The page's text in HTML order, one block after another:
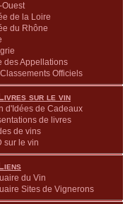
Ouest
de la Loire
du Rhône
des Appellations
Officiels
sur le vin
d'Idées de Cadeaux
de livres
de vins
sur le vin
du Vin
Sites de Vignerons